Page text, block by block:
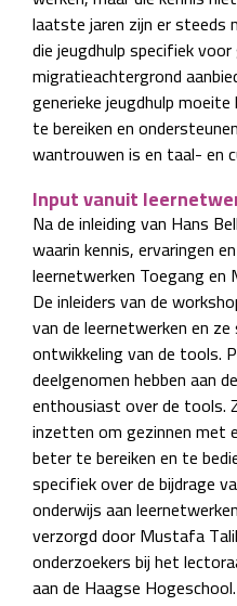
laatste jaren zijn er steeds
die jeugdhulp specifiek
migratieachtergrond
generieke jeugdhulp
te bereiken en
wantrouwen is en taal- en
Input vanuit
Na de inleiding van Hans
waarin kennis, ervaringen
leernetwerken Toegang
De inleiders van de
van de leernetwerken en
ontwikkeling van de tools.
deelgenomen hebben aan
enthousiast over de tools.
inzetten om gezinnen met
beter te bereiken en te
specifiek over de bijdrage
onderwijs aan
verzorgd door Mustafa
onderzoekers bij het
aan de Haagse Hogeschool.